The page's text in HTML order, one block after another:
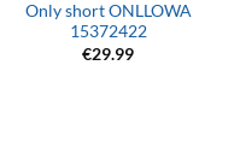
Only short ONLLOWA
15372422
€29.99